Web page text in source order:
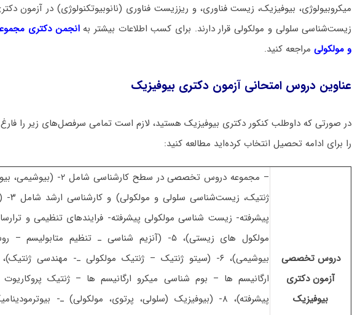
میکروبیولوژی، بیوفیزیک، زیست فناوری، و ریززیست فناوری (نانوبیوتکنولوژی) در آزمون
زیست‌شناسی سلولی و مولکولی قرار دارند. برای کسب اطلاعات بیشتر بهانجمن دکتری
و مولکولیمراجعه کنید.
عناوین دروس امتحانی آزمون دکتری بیوفیزیک
در صورتی که داوطلب کنکور دکتری بیوفیزیک هستید، لازم است تمامی سرفصل‌های زیر را
را برای ادامه تحصیل انتخاب کرده‌اید مطالعه کنید:
دروس تخصصی
آزمون دکتری
بیوفیزیک
– مجموعه دروس تخصصی در سطح
مولکول های زیستی)، ۵- (آنزیم شناسی ـ تنظیم
ارگانیسم ها – بوم شناسی میکرو ارگانیسم ها – ژنتیک